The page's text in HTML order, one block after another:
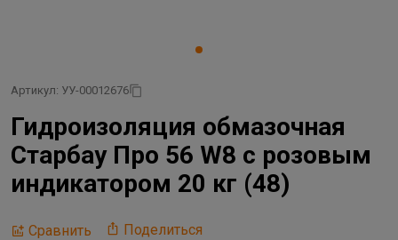
Артикул: УУ-00012676
Гидроизоляция обмазочная
Старбау Про 56 W8 с розовым
индикатором 20 кг (48)
Сравнить Поделиться